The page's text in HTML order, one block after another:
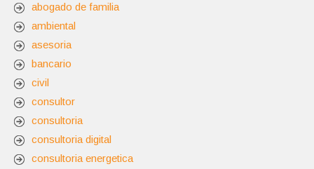
abogado de familia
ambiental
asesoria
bancario
civil
consultor
consultoria
consultoria digital
consultoria energetica